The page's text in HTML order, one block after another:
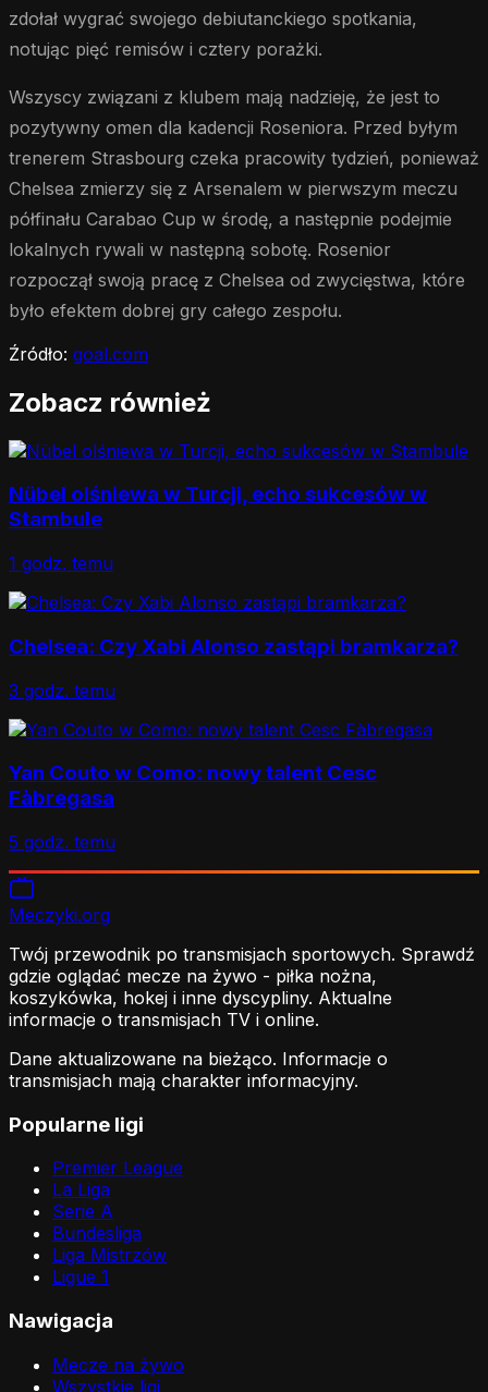
zdołał wygrać swojego debiutanckiego spotkania,
notując pięć remisów i cztery porażki.
Wszyscy związani z klubem mają nadzieję, że jest to
pozytywny omen dla kadencji Roseniora. Przed byłym
trenerem Strasbourg czeka pracowity tydzień, ponieważ
Chelsea zmierzy się z Arsenalem w pierwszym meczu
półfinału Carabao Cup w środę, a następnie podejmie
lokalnych rywali w następną sobotę. Rosenior
rozpoczął swoją pracę z Chelsea od zwycięstwa, które
było efektem dobrej gry całego zespołu.
Źródło: goal.com
Zobacz również
Nübel olśniewa w Turcji, echo sukcesów w
Stambule
1 godz. temu
Chelsea: Czy Xabi Alonso zastąpi bramkarza?
3 godz. temu
Yan Couto w Como: nowy talent Cesc
Fàbregasa
5 godz. temu
Meczyki.org
Twój przewodnik po transmisjach sportowych. Sprawdź
gdzie oglądać mecze na żywo - piłka nożna,
koszykówka, hokej i inne dyscypliny. Aktualne
informacje o transmisjach TV i online.
Dane aktualizowane na bieżąco. Informacje o
transmisjach mają charakter informacyjny.
Popularne ligi
Premier League
La Liga
Serie A
Bundesliga
Liga Mistrzów
Ligue 1
Nawigacja
Mecze na żywo
Wszystkie ligi